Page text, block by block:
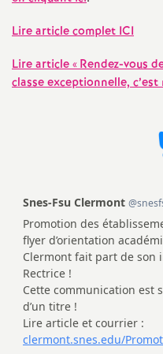
Lire article complet ICI
Lire article «Rendez-vous
classe exceptionnelle, c’est